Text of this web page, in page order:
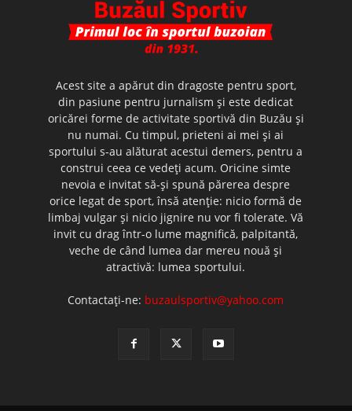
Acest site a apărut din dragoste pentru sport,
din pasiune pentru jurnalism şi este dedicat
oricărei forme de activitate sportivă din Buzău şi
nu numai. Cu timpul, prieteni ai mei şi ai
sportului s-au alăturat acestui demers, pentru a
construi ceea ce vedeţi acum. Oricine simte
nevoia e invitat să-şi spună părerea despre
orice legat de sport, însă atenţie: nicio formă de
limbaj vulgar şi nicio jignire nu vor fi tolerate. Vă
invit cu drag într-o lume magnifică, palpitantă,
veche de când lumea dar mereu nouă şi
atractivă: lumea sportului.
Contactați-ne: buzaulsportiv@yahoo.com